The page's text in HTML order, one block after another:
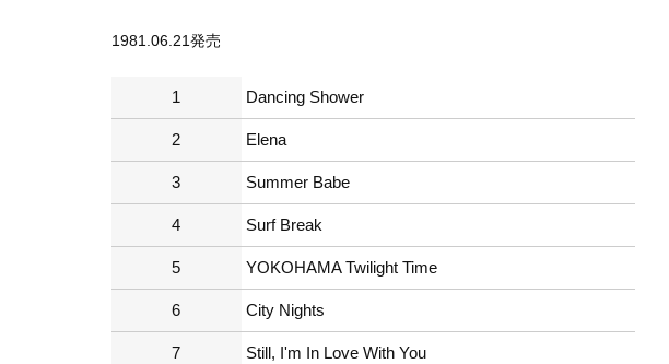
1981.06.21発売
1 Dancing Shower
2 Elena
3 Summer Babe
4 Surf Break
5 YOKOHAMA Twilight Time
6 City Nights
7 Still, I'm In Love With You